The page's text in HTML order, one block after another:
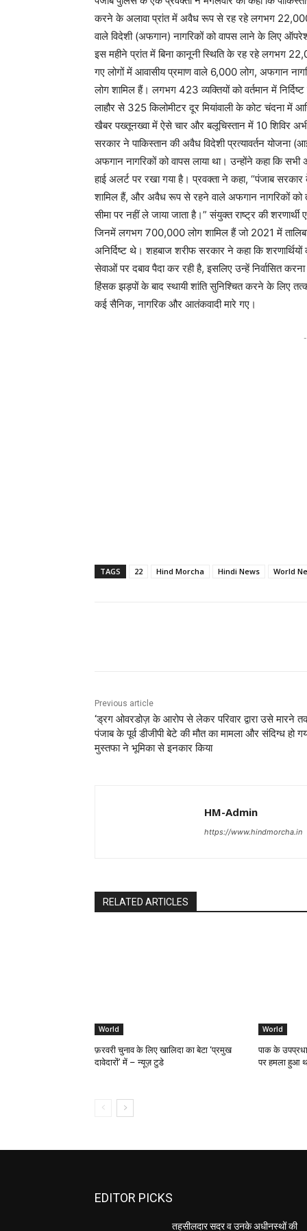
करने के अलावा प्रांत में अवैध रूप से रह रहे लगभग 22,000
वाले विदेशी (अफगान) नागरिकों को वापस लाने के लिए
इस महीने प्रांत में बिना कानूनी स्थिति के रह रहे लगभग
गए लोगों में आवासीय प्रमाण वाले 6,000 लोग, अफगान
लोग शामिल हैं। लगभग 423 व्यक्तियों को वर्तमान में
लाहौर से 325 किलोमीटर दूर मियांवाली के कोट चंदना में
खैबर पख्तूनख्वा में ऐसे चार और बलूचिस्तान में 10 शिविर
सरकार ने पाकिस्तान की अवैध विदेशी प्रत्यावर्तन
अफगान नागरिकों को वापस लाया था। उन्होंने कहा कि
हाई अलर्ट पर रखा गया है। प्रवक्ता ने कहा, “पंजाब
शामिल हैं, और अवैध रूप से रहने वाले अफगान नागरिकों
सीमा पर नहीं ले जाया जाता है।” संयुक्त राष्ट्र की
जिनमें लगभग 700,000 लोग शामिल हैं जो 2021 में
अनिर्दिष्ट थे। शहबाज शरीफ सरकार ने कहा कि
सेवाओं पर दबाव पैदा कर रही है, इसलिए उन्हें निर्वासित
हिंसक झड़पों के बाद स्थायी शांति सुनिश्चित करने के लिए
कई सैनिक, नागरिक और आतंकवादी मारे गए।
TAGS 22 Hind Morcha Hindi News World
Previous article
‘ड्रग ओवरडोज़ के आरोप से लेकर परिवार द्वारा उसे मारने
पंजाब के पूर्व डीजीपी बेटे की मौत का मामला और संदिग्ध हो
मुस्तफा ने भूमिका से इनकार किया
HM-Admin
https://www.hindmorcha.in
RELATED ARTICLES
World
फ़रवरी चुनाव के लिए खालिदा का बेटा ‘प्रमुख
दावेदारों’ में – न्यूज़ टुडे
World
पाक के
पर हमला हुआ
EDITOR PICKS
तहसीलदार सदर व उनके अधीनस्थों की